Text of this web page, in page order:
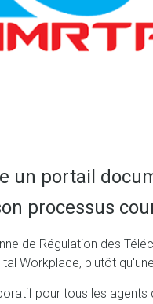
un portail
processus
de Régulation des
Workplace, plutôt
pour tous les